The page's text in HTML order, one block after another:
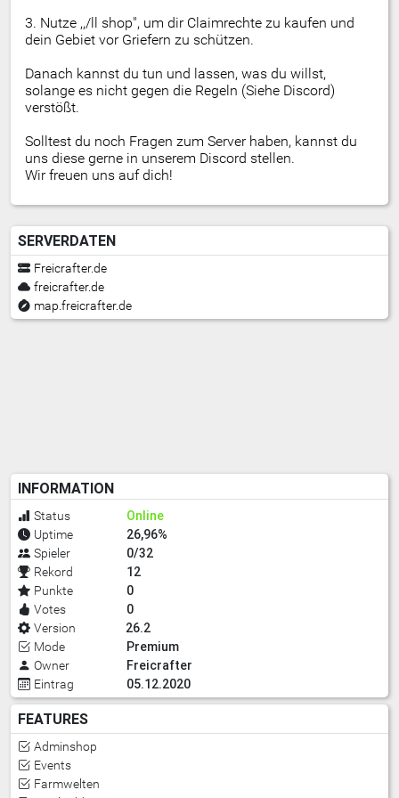
3. Nutze ,,/ll shop", um dir Claimrechte zu kaufen und
dein Gebiet vor Griefern zu schützen.
Danach kannst du tun und lassen, was du willst,
solange es nicht gegen die Regeln (Siehe Discord)
verstößt.
Solltest du noch Fragen zum Server haben, kannst du
uns diese gerne in unserem Discord stellen.
Wir freuen uns auf dich!
SERVERDATEN
Freicrafter.de
freicrafter.de
map.freicrafter.de
INFORMATION
Status Online
Uptime 26,96%
Spieler 0/32
Rekord 12
Punkte 0
Votes 0
Version 26.2
Mode Premium
Owner Freicrafter
Eintrag 05.12.2020
FEATURES
Adminshop
Events
Farmwelten